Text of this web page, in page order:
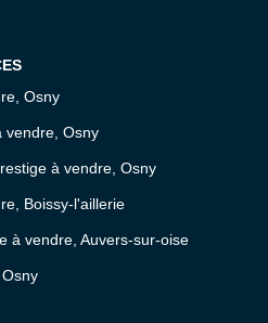
Osny
vendre, Osny
à vendre, Osny
Boissy-l'aillerie
à vendre, Auvers-sur-oise